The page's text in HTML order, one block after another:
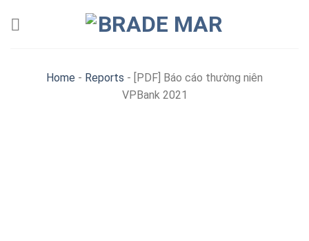
Home - Reports - [PDF] Báo cáo thường niên
VPBank 2021